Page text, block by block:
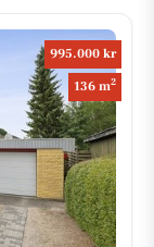
995.000 kr
136 m2